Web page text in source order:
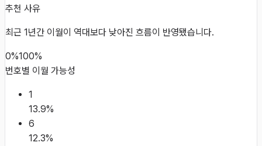
추천 사유
최근 1년간 이월이 역대보다 낮아진 흐름이 반영됐습니다.
0%100%
번호별 이월 가능성
1
13.9%
6
12.3%